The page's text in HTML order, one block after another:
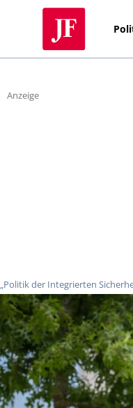
Anzeige
„Politik der Integrierten